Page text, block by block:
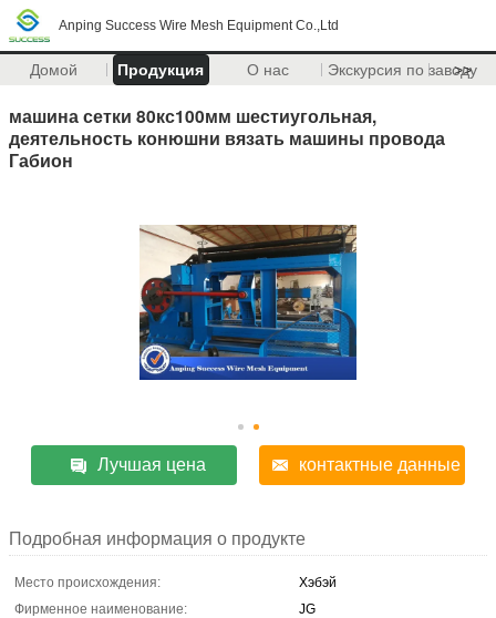
Anping Success Wire Mesh Equipment Co.,Ltd
Домой Продукция О нас Экскурсия по заводу
>>
машина сетки 80кс100мм шестиугольная,
деятельность конюшни вязать машины провода
Габион
Лучшая цена контактные данные
Подробная информация о продукте
Место происхождения:
Хэбэй
Фирменное наименование:
JG